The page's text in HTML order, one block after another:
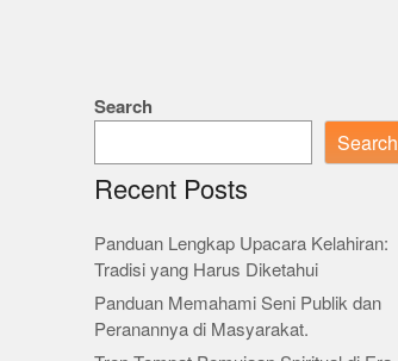
Search
Search
Recent Posts
Panduan Lengkap Upacara Kelahiran:
Tradisi yang Harus Diketahui
Panduan Memahami Seni Publik dan
Peranannya di Masyarakat.